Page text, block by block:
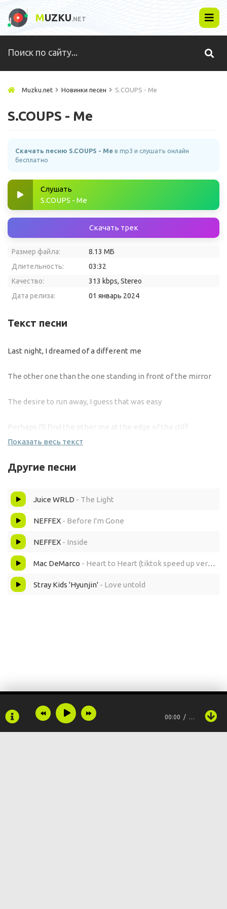
MUZKU.NET
Muzku.net Новинки песен S.COUPS - Me
S.COUPS - Me
Скачать песню S.COUPS - Me в mp3 и слушать онлайн
бесплатно
Слушать
S.COUPS - Me
Скачать трек
Размер файла:
8.13 МБ
Длительность:
03:32
Качество:
313 kbps, Stereo
Дата релиза:
01 январь 2024
Текст песни
Last night, I dreamed of a different me
The other one than the one standing in front of the mirror
The desire to run away, I guess that was easy
Perhaps I'll find the other me at the edge of the cliff
When I push through the front door everyday
I feel like becoming a different person
The two different worlds inside and outside of me
Pointing fingers, cursing, and calling me a coward
Me, with two namеs
So to you, I am one
Показать весь текст
Другие песни
Juice WRLD - The Light
NEFFEX - Before I'm Gone
NEFFEX - Inside
Mac DeMarco - Heart to Heart (tiktok speed up version)
Stray Kids 'Hyunjin' - Love untold
00:00